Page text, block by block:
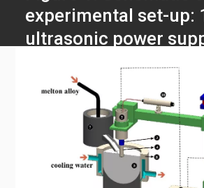
experimental set-up:
ultrasonic power
ultrasonic converter,
acoustical wave-
acoustic radiator/
liquid melt, 6—billet,
8 —crystallizer,
head, 10—air cooler,